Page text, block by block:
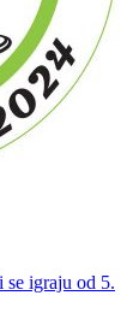
igraju od 5.